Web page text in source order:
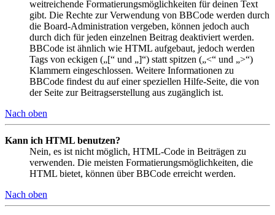
weitreichende Formatierungsmöglichkeiten für deinen Text
gibt. Die Rechte zur Verwendung von BBCode werden durch
die Board-Administration vergeben, können jedoch auch
durch dich für jeden einzelnen Beitrag deaktiviert werden.
BBCode ist ähnlich wie HTML aufgebaut, jedoch werden
Tags von eckigen („[“ und „]“) statt spitzen („<“ und „>“)
Klammern eingeschlossen. Weitere Informationen zu
BBCode findest du auf einer speziellen Hilfe-Seite, die von
der Seite zur Beitragserstellung aus zugänglich ist.
Nach oben
Kann ich HTML benutzen?
Nein, es ist nicht möglich, HTML-Code in Beiträgen zu
verwenden. Die meisten Formatierungsmöglichkeiten, die
HTML bietet, können über BBCode erreicht werden.
Nach oben